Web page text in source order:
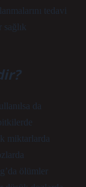
tedavi
da
miktarlarda
ölümler